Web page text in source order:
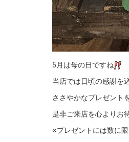
5月は母の日ですね
当店では日頃の感謝を
ささやかなプレゼント
是非ご来店を心よりお
※プレゼントには数に